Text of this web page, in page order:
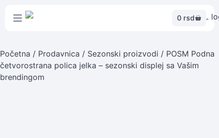
0 rsd
Početna / Prodavnica / Sezonski proizvodi / POSM Podna
četvorostrana polica jelka – sezonski displej sa Vašim
brendingom